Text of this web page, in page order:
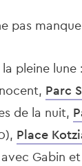
pas
pleine
Parc
de la nuit,
Place
Gabin